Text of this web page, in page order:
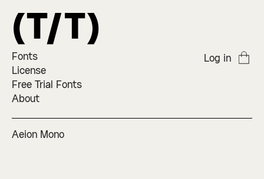
Fonts
License
Free Trial Fonts
About
Log in
Aeion Mono